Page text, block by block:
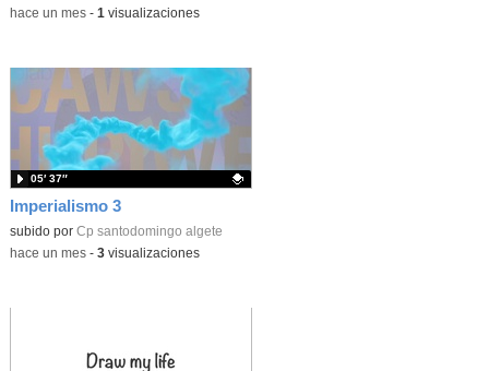
-hace un mes- 1 visualizaciones
Imperialismo 3
Contenido educativo.
subido por Cp santodomingo algete
05′ 37″
-hace un mes- 3visualizaciones